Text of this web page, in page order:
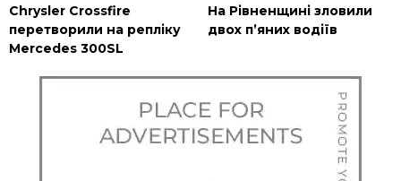
Chrysler Crossfire
перетворили на репліку
Mercedes 300SL
На Рівненщині зловили
двох п’яних водіїв